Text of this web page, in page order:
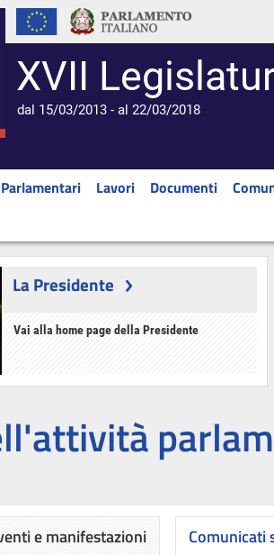
XVII
dal 15/03/2013 - al 22/03/2018
Lavori Documenti
La Presidente
Vai alla home page della Presidente
e manifestazioni Comunicati